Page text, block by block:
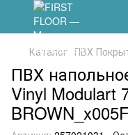
Каталог ПВХ
ПВХ
Vinyl Modulart